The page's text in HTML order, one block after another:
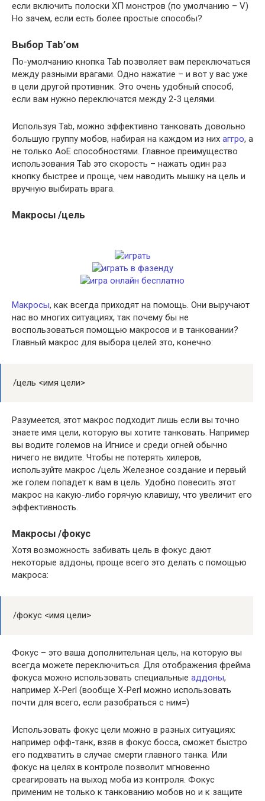
если включить полоски ХП монстров (по умолчанию – V)
Но зачем, если есть более простые способы?
Выбор Tab’ом
По-умолчанию кнопка Tab позволяет вам переключаться
между разными врагами. Одно нажатие – и вот у вас уже
в цели другой противник. Это очень удобный способ,
если вам нужно переключатся между 2-3 целями.
Используя Tab, можно эффективно танковать довольно
большую группу мобов, набирая на каждом из них аггро, а
не только АоЕ способностями. Главное преимущество
использования Tab это скорость – нажать один раз
кнопку быстрее и проще, чем наводить мышку на цель и
вручную выбирать врага.
Макросы /цель
Макросы, как всегда приходят на помощь. Они выручают
нас во многих ситуациях, так почему бы не
воспользоваться помощью макросов и в танковании?
Главный макрос для выбора целей это, конечно:
/цель <имя цели>
Разумеется, этот макрос подходит лишь если вы точно
знаете имя цели, которую вы хотите танковать. Например
вы водите големов на Игнисе и среди огней обычно
ничего не видите. Чтобы не потерять хилеров,
используйте макрос /цель Железное создание и первый
же голем попадет к вам в цель. Удобно повесить этот
макрос на какую-либо горячую клавишу, что увеличит его
эффективность.
Макросы /фокус
Хотя возможность забивать цель в фокус дают
некоторые аддоны, проще всего это делать с помощью
макроса:
/фокус <имя цели>
Фокус – это ваша дополнительная цель, на которую вы
всегда можете переключиться. Для отображения фрейма
фокуса можно использовать специальные аддоны,
например X-Perl (вообще X-Perl можно использовать
почти для всего, если разобраться с ним=)
Использовать фокус цели можно в разных ситуациях:
например офф-танк, взяв в фокус босса, сможет быстро
его подхватить в случае смерти главного танка. Или
фокус на целях в контроле позволит мгновенно
среагировать на выход моба из контроля. Фокус
применим не только к танкованию мобов но и к защите